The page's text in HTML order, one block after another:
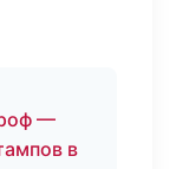
—
в